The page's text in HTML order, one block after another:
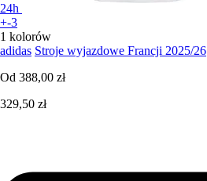
24h
+-3
1 kolorów
adidas Stroje wyjazdowe Francji 2025/26
Od 388,00 zł
329,50 zł